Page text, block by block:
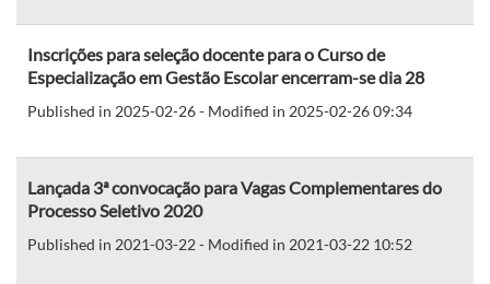
Inscrições para seleção docente para o Curso de
Especialização em Gestão Escolar encerram-se dia 28
Published in 2025-02-26 - Modified in 2025-02-26 09:34
Lançada 3ª convocação para Vagas Complementares do
Processo Seletivo 2020
Published in 2021-03-22 - Modified in 2021-03-22 10:52